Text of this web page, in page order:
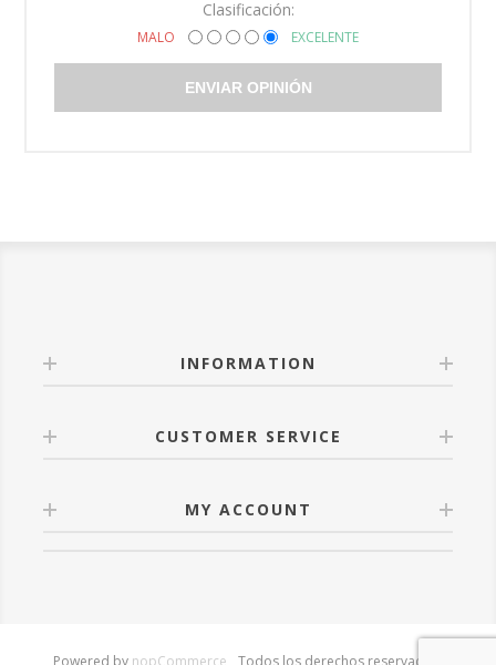
Clasificación:
MALO EXCELENTE
ENVIAR OPINIÓN
INFORMATION
CUSTOMER SERVICE
MY ACCOUNT